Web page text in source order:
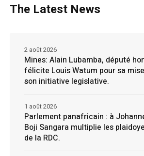
The Latest News
Mines: Alain Lubamba, député
félicite Louis Watum pour sa
son initiative legislative.
2 août 2026
Parlement panafricain : à
Boji Sangara multiplie les
de la RDC.
1 août 2026